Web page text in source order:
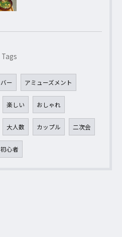
Tags
バー アミューズメント
楽しい おしゃれ
大人数 カップル 二次会
初心者